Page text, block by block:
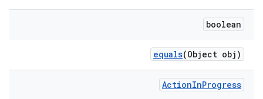
boolean
equals(Object obj)
ActionInProgress